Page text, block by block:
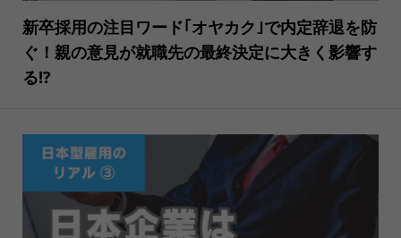
新卒採用の注目ワード｢オヤカク｣で内定辞退を防
ぐ！親の意見が就職先の最終決定に大きく影響す
る!?